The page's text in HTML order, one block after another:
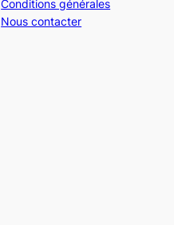
Conditions générales
Nous contacter